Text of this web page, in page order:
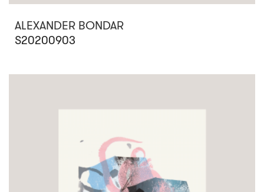
ALEXANDER BONDAR
S20200903